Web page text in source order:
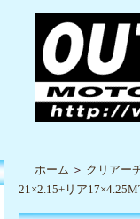
ホーム ＞ クリアー
21×2.15+リア